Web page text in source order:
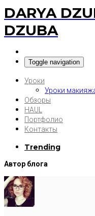
DARYA
DZUBA
Toggle navigation
Уроки
Уроки
Обзоры
HAUL
Портфолио
Контакты
Trending
Автор блога